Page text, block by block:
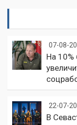
07-08-
На
22-07-
В